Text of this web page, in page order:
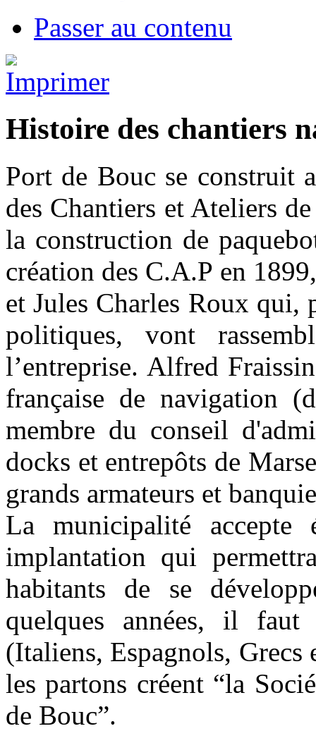
Passer au contenu
Histoire des chantiers
Port de Bouc se construit
des Chantiers et Ateliers
la construction de
création des C.A.P en
et Jules Charles Roux qui,
politiques, vont
l’entreprise. Alfred
française de navigation
membre du conseil
docks et entrepôts de
grands armateurs et
La municipalité accepte
implantation qui
habitants de se
quelques années, il faut
(Italiens, Espagnols,
les partons créent “la
de Bouc”.